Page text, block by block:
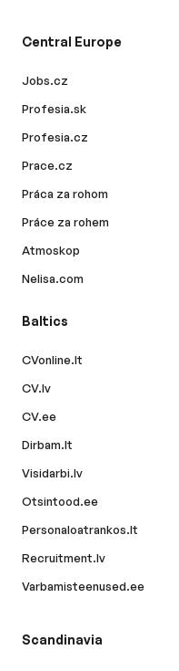
Central Europe
Jobs.cz
Profesia.sk
Profesia.cz
Prace.cz
Práca za rohom
Práce za rohem
Atmoskop
Nelisa.com
Baltics
CVonline.lt
CV.lv
CV.ee
Dirbam.lt
Visidarbi.lv
Otsintood.ee
Personaloatrankos.lt
Recruitment.lv
Varbamisteenused.ee
Scandinavia